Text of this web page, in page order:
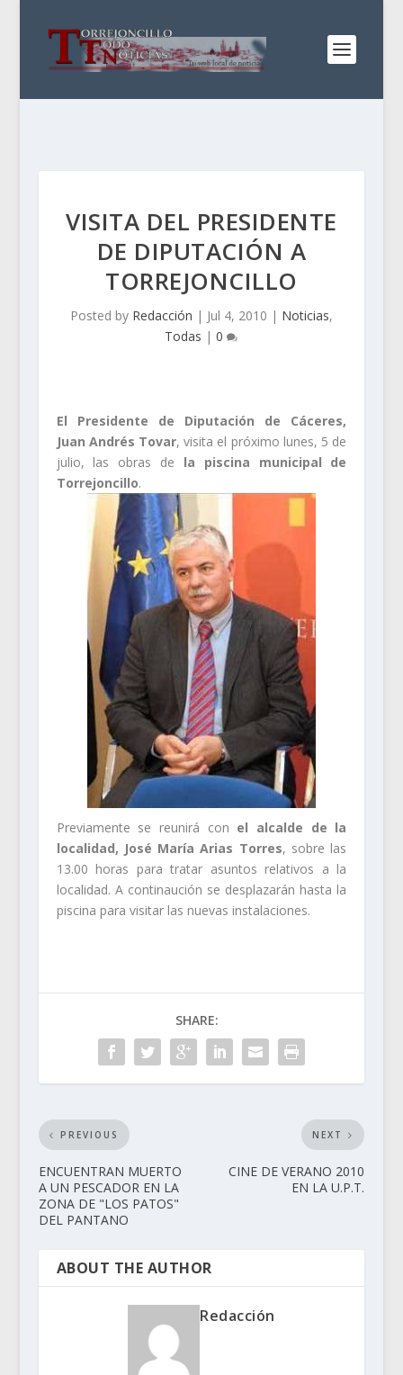
VISITA DEL PRESIDENTE
DE DIPUTACIÓN A
TORREJONCILLO
Posted by Redacción | Jul 4, 2010 | Noticias,
Todas |0
El Presidente de Diputación de Cáceres,
Juan Andrés Tovar, visita el próximo lunes, 5 de
julio, las obras de la piscina municipal de
Torrejoncillo.
Previamente se reunirá con el alcalde de la
localidad, José María Arias Torres, sobre las
13.00 horas para tratar asuntos relativos a la
localidad. A continaución se desplazarán hasta la
piscina para visitar las nuevas instalaciones.
SHARE:
PREVIOUS
ENCUENTRAN MUERTO
A UN PESCADOR EN LA
ZONA DE "LOS PATOS"
DEL PANTANO
NEXT
CINE DE VERANO 2010
EN LA U.P.T.
ABOUT THE AUTHOR
Redacción